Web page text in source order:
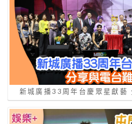
新城廣播33周年台慶眾星獻藝